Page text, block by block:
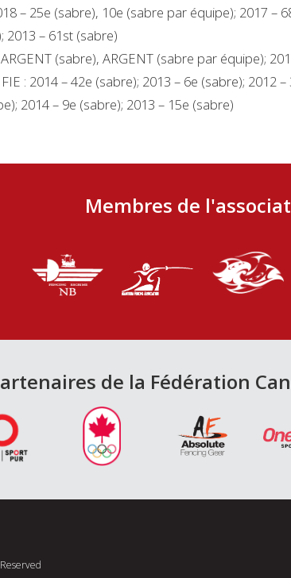
– 25e (sabre), 10e (sabre par équipe); 2017 –
2013 – 61st (sabre)
(sabre), ARGENT (sabre par équipe);
: 2014 – 42e (sabre); 2013 – 6e (sabre); 2012
2014 – 9e (sabre); 2013 – 15e (sabre)
Membres de
de la Fédération